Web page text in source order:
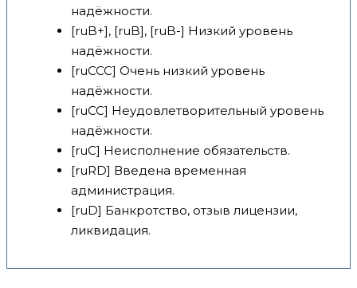
надёжности.
[ruB+], [ruB], [ruB-] Низкий уровень
надёжности.
[ruCCC] Очень низкий уровень
надёжности.
[ruCC] Неудовлетворительный уровень
надёжности.
[ruC] Неисполнение обязательств.
[ruRD] Введена временная
администрация.
[ruD] Банкротство, отзыв лицензии,
ликвидация.